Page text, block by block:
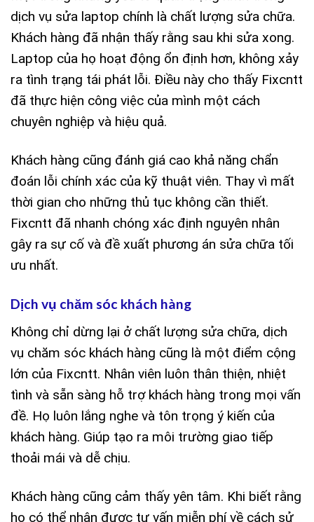
dịch vụ sửa laptop chính là chất lượng sửa chữa.
Khách hàng đã nhận thấy rằng sau khi sửa xong.
Laptop của họ hoạt động ổn định hơn, không xảy
ra tình trạng tái phát lỗi. Điều này cho thấy Fixcntt
đã thực hiện công việc của mình một cách
chuyên nghiệp và hiệu quả.
Khách hàng cũng đánh giá cao khả năng chẩn
đoán lỗi chính xác của kỹ thuật viên. Thay vì mất
thời gian cho những thủ tục không cần thiết.
Fixcntt đã nhanh chóng xác định nguyên nhân
gây ra sự cố và đề xuất phương án sửa chữa tối
ưu nhất.
Dịch vụ chăm sóc khách hàng
Không chỉ dừng lại ở chất lượng sửa chữa, dịch
vụ chăm sóc khách hàng cũng là một điểm cộng
lớn của Fixcntt. Nhân viên luôn thân thiện, nhiệt
tình và sẵn sàng hỗ trợ khách hàng trong mọi vấn
đề. Họ luôn lắng nghe và tôn trọng ý kiến của
khách hàng. Giúp tạo ra môi trường giao tiếp
thoải mái và dễ chịu.
Khách hàng cũng cảm thấy yên tâm. Khi biết rằng
họ có thể nhận được tư vấn miễn phí về cách sử